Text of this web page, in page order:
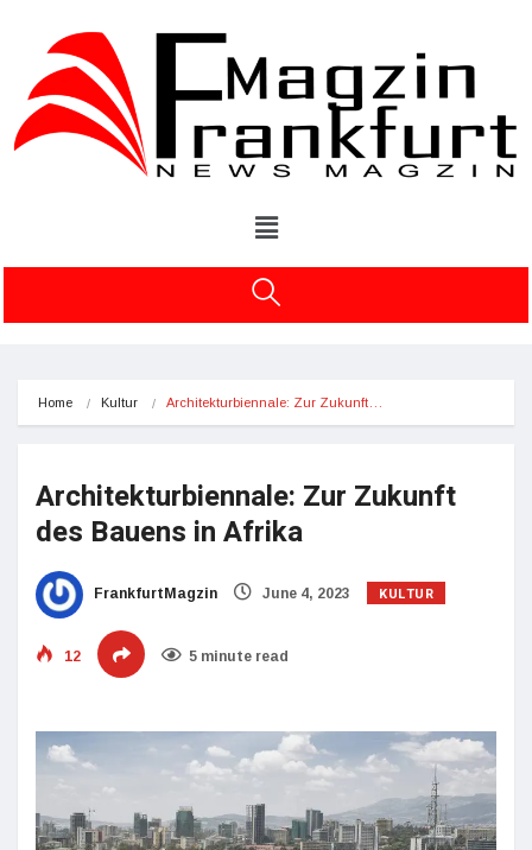
Home Kultur Architekturbiennale: Zur Zukunft…
Architekturbiennale: Zur Zukunft
des Bauens in Afrika
FrankfurtMagzin June 4, 2023 KULTUR
12 5 minute read